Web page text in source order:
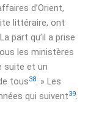
d’Orient,
littéraire, ont
part qu’il a prise
les ministères
suite et un
tous38. » Les
qui suivent39.